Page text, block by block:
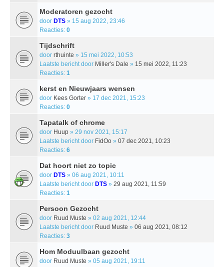
Moderatoren gezocht
door DTS » 15 aug 2022, 23:46
Reacties: 0
Tijdschrift
door rthuinte » 15 mei 2022, 10:53
Laatste bericht door Miller's Dale » 15 mei 2022, 11:23
Reacties: 1
kerst en Nieuwjaars wensen
door Kees Gorter » 17 dec 2021, 15:23
Reacties: 0
Tapatalk of chrome
door Huup » 29 nov 2021, 15:17
Laatste bericht door FidOo » 07 dec 2021, 10:23
Reacties: 6
Dat hoort niet zo topic
door DTS » 06 aug 2021, 10:11
Laatste bericht door DTS » 29 aug 2021, 11:59
Reacties: 1
Persoon Gezocht
door Ruud Muste » 02 aug 2021, 12:44
Laatste bericht door Ruud Muste » 06 aug 2021, 08:12
Reacties: 3
Hom Moduulbaan gezocht
door Ruud Muste » 05 aug 2021, 19:11